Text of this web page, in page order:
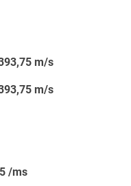
s
m/s